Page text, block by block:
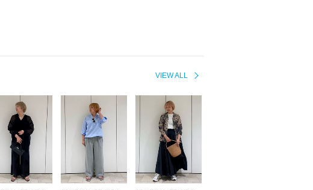
VIEW ALL